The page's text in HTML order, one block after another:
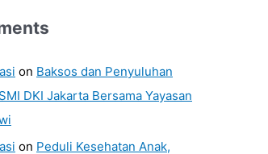
on Baksos dan Penyuluhan
DKI Jakarta Bersama Yayasan
on Peduli Kesehatan Anak,